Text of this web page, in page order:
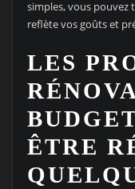
simples, vous pouvez
reflète vos goûts et
LES
ÊTRE